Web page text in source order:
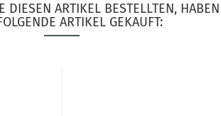
DIESEN ARTIKEL BESTELLTEN, HABEN
ARTIKEL GEKAUFT: